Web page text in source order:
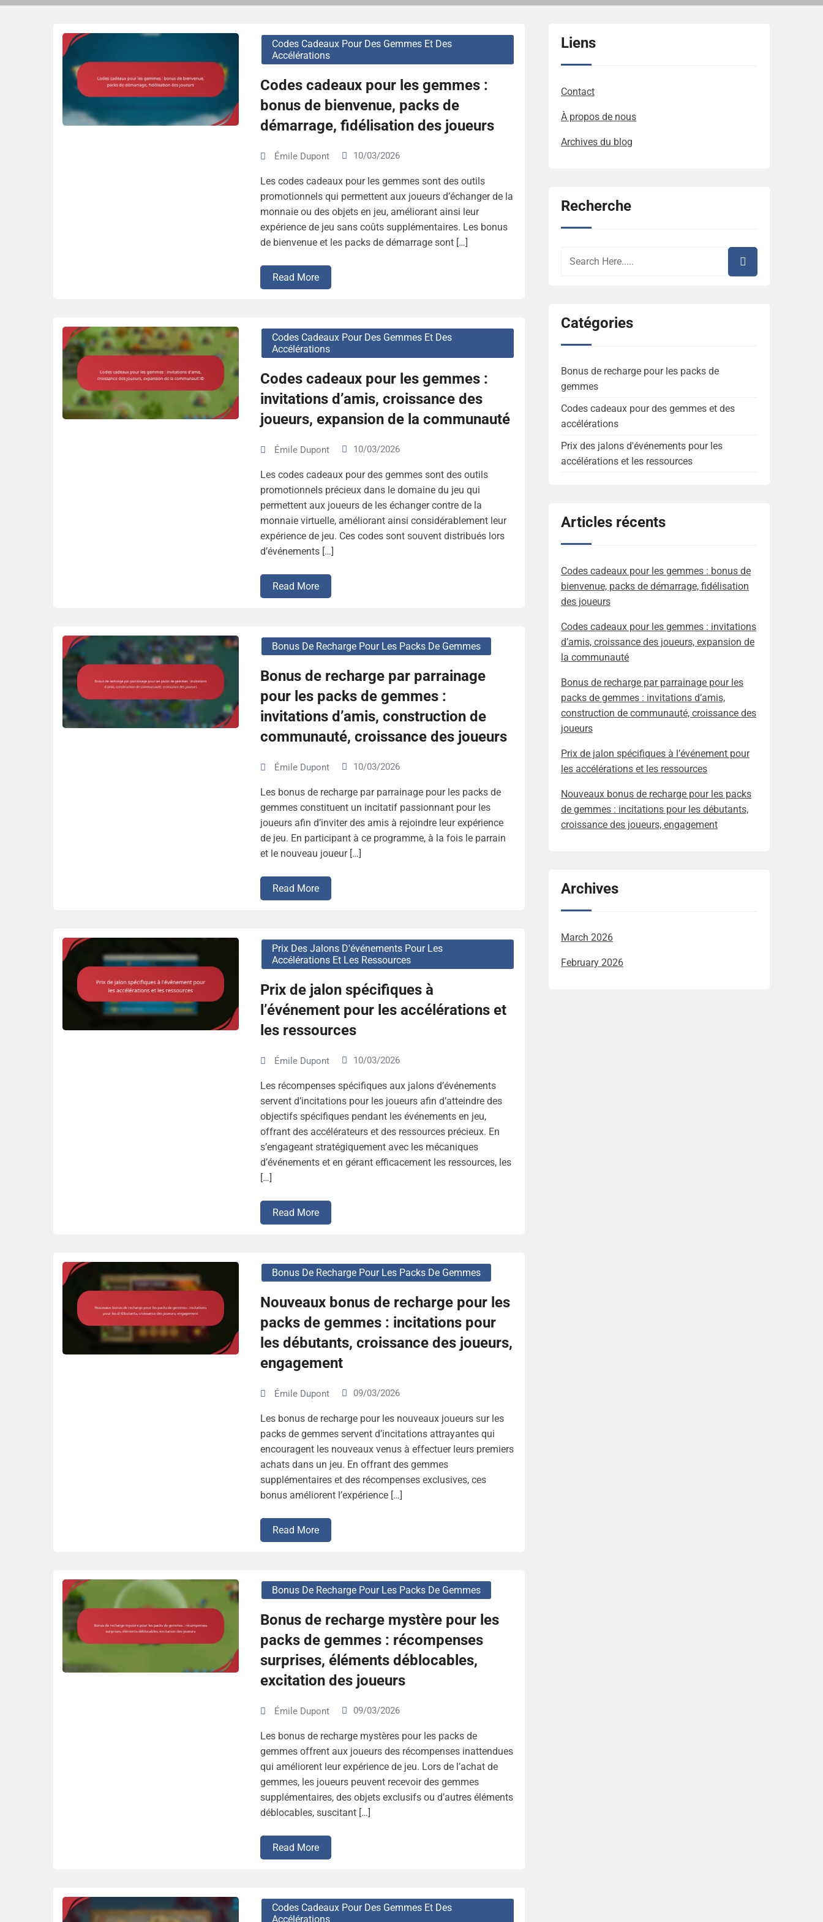
Codes Cadeaux Pour Des Gemmes Et Des
Accélérations
Codes cadeaux pour les gemmes :
bonus de bienvenue, packs de
démarrage, fidélisation des joueurs
Émile Dupont 10/03/2026
Les codes cadeaux pour les gemmes sont des outils
promotionnels qui permettent aux joueurs d’échanger de la
monnaie ou des objets en jeu, améliorant ainsi leur
expérience de jeu sans coûts supplémentaires. Les bonus
de bienvenue et les packs de démarrage sont […]
Read More
Codes Cadeaux Pour Des Gemmes Et Des
Accélérations
Codes cadeaux pour les gemmes :
invitations d’amis, croissance des
joueurs, expansion de la communauté
Émile Dupont 10/03/2026
Les codes cadeaux pour des gemmes sont des outils
promotionnels précieux dans le domaine du jeu qui
permettent aux joueurs de les échanger contre de la
monnaie virtuelle, améliorant ainsi considérablement leur
expérience de jeu. Ces codes sont souvent distribués lors
d’événements […]
Read More
Bonus De Recharge Pour Les Packs De Gemmes
Bonus de recharge par parrainage
pour les packs de gemmes :
invitations d’amis, construction de
communauté, croissance des joueurs
Émile Dupont 10/03/2026
Les bonus de recharge par parrainage pour les packs de
gemmes constituent un incitatif passionnant pour les
joueurs afin d’inviter des amis à rejoindre leur expérience
de jeu. En participant à ce programme, à la fois le parrain
et le nouveau joueur […]
Read More
Prix Des Jalons D'événements Pour Les
Accélérations Et Les Ressources
Prix de jalon spécifiques à
l’événement pour les accélérations et
les ressources
Émile Dupont 10/03/2026
Les récompenses spécifiques aux jalons d’événements
servent d’incitations pour les joueurs afin d’atteindre des
objectifs spécifiques pendant les événements en jeu,
offrant des accélérateurs et des ressources précieux. En
s’engageant stratégiquement avec les mécaniques
d’événements et en gérant efficacement les ressources, les
[…]
Read More
Bonus De Recharge Pour Les Packs De Gemmes
Nouveaux bonus de recharge pour les
packs de gemmes : incitations pour
les débutants, croissance des joueurs,
engagement
Émile Dupont 09/03/2026
Les bonus de recharge pour les nouveaux joueurs sur les
packs de gemmes servent d’incitations attrayantes qui
encouragent les nouveaux venus à effectuer leurs premiers
achats dans un jeu. En offrant des gemmes
supplémentaires et des récompenses exclusives, ces
bonus améliorent l’expérience […]
Read More
Bonus De Recharge Pour Les Packs De Gemmes
Bonus de recharge mystère pour les
packs de gemmes : récompenses
surprises, éléments déblocables,
excitation des joueurs
Émile Dupont 09/03/2026
Les bonus de recharge mystères pour les packs de
gemmes offrent aux joueurs des récompenses inattendues
qui améliorent leur expérience de jeu. Lors de l’achat de
gemmes, les joueurs peuvent recevoir des gemmes
supplémentaires, des objets exclusifs ou d’autres éléments
déblocables, suscitant […]
Read More
Codes Cadeaux Pour Des Gemmes Et Des
Accélérations
Liens
Contact
À propos de nous
Archives du blog
Recherche
Catégories
Bonus de recharge pour les packs de
gemmes
Codes cadeaux pour des gemmes et des
accélérations
Prix des jalons d'événements pour les
accélérations et les ressources
Articles récents
Codes cadeaux pour les gemmes : bonus de
bienvenue, packs de démarrage, fidélisation
des joueurs
Codes cadeaux pour les gemmes : invitations
d’amis, croissance des joueurs, expansion de
la communauté
Bonus de recharge par parrainage pour les
packs de gemmes : invitations d’amis,
construction de communauté, croissance des
joueurs
Prix de jalon spécifiques à l’événement pour
les accélérations et les ressources
Nouveaux bonus de recharge pour les packs
de gemmes : incitations pour les débutants,
croissance des joueurs, engagement
Archives
March 2026
February 2026